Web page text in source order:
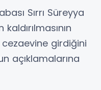
Sırrı Süreyya
cezaevine girdiğini
açıklamalarına